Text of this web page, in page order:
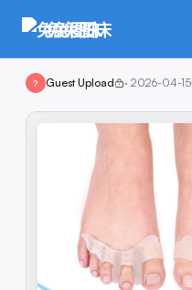
兔兔图床
? Guest Upload · 2026-04-15